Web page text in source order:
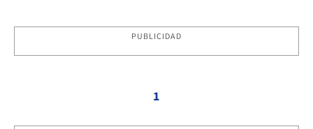
PUBLICIDAD
1